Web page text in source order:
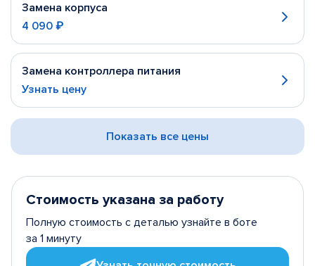
Замена корпуса
4 090 ₽
Замена контроллера питания
Узнать цену
Показать все цены
Стоимость указана за работу
Полную стоимость с деталью узнайте в боте
за 1 минуту